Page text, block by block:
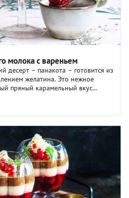
молока с вареньем
десерт – панакота – готовится из
желатина. Это нежное
пряный карамельный вкус
придает топленое молоко,
в составе, а за яркий акцент
из замороженной брусники с
цедрой и небольшим
все составляющие десерта
временем и терпением –
чтобы десерт застыл в